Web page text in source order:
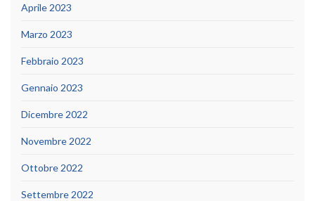
Aprile 2023
Marzo 2023
Febbraio 2023
Gennaio 2023
Dicembre 2022
Novembre 2022
Ottobre 2022
Settembre 2022